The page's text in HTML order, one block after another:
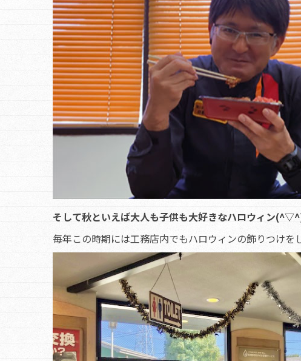
そして秋といえば大人も子供も大好きなハロウィン
毎年この時期には工務店内でもハロウィンの飾りつけを